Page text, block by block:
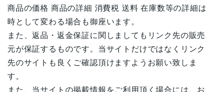
商品の価格 商品の詳細 消費税 送料 在庫数等の詳細は
時として変わる場合も御座います。
また、返品・返金保証に関しましてもリンク先の販売
元が保証するものです。当サイトだけではなくリンク
先のサイトも良くご確認頂けますようお願い致しま
す。
また、当サイトの掲載情報をご利用頂く場合には、お